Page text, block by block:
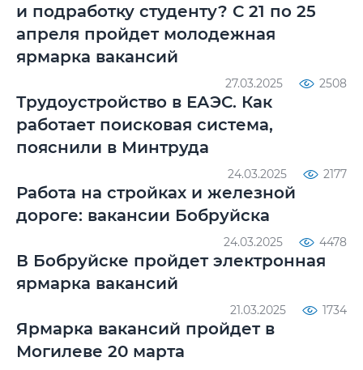
и подработку студенту? С 21 по 25
апреля пройдет молодежная
ярмарка вакансий
27.03.2025 2508
Трудоустройство в ЕАЭС. Как
работает поисковая система,
пояснили в Минтруда
24.03.2025 2177
Работа на стройках и железной
дороге: вакансии Бобруйска
24.03.2025 4478
В Бобруйске пройдет электронная
ярмарка вакансий
21.03.2025 1734
Ярмарка вакансий пройдет в
Могилеве 20 марта